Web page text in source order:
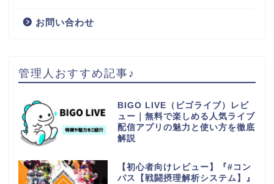
お問い合わせ
管理人おすすめ記事♪
BIGO LIVE（ビゴライブ）レビ
ュー｜無料で楽しめる人気ライブ
配信アプリの魅力と使い方を徹底
解説
【初心者向けレビュー】『#コン
パス【戦闘摂理解析システム】』